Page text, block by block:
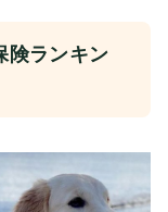
険ランキン